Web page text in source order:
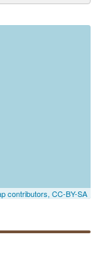
contributors, CC-BY-SA